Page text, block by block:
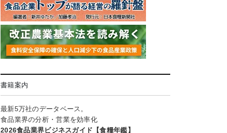
書籍案内
最新5万社のデータベース。
食品業界の分析・営業を効率化
2026食品業界ビジネスガイド【食糧年鑑】